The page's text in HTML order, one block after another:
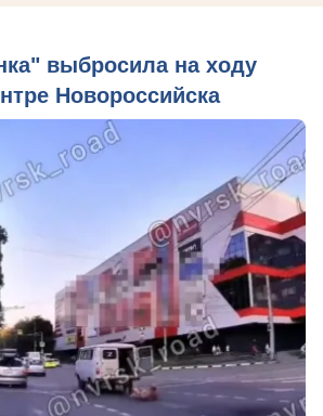
выбросила на ходу
Новороссийска